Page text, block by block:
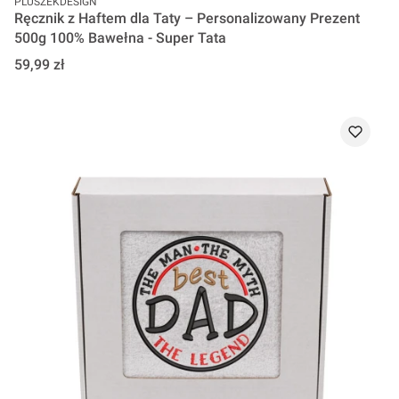
Ręcznik z Haftem dla Taty – Personalizowany Prezent
500g 100% Bawełna - Super Tata
Cena
59,99 zł